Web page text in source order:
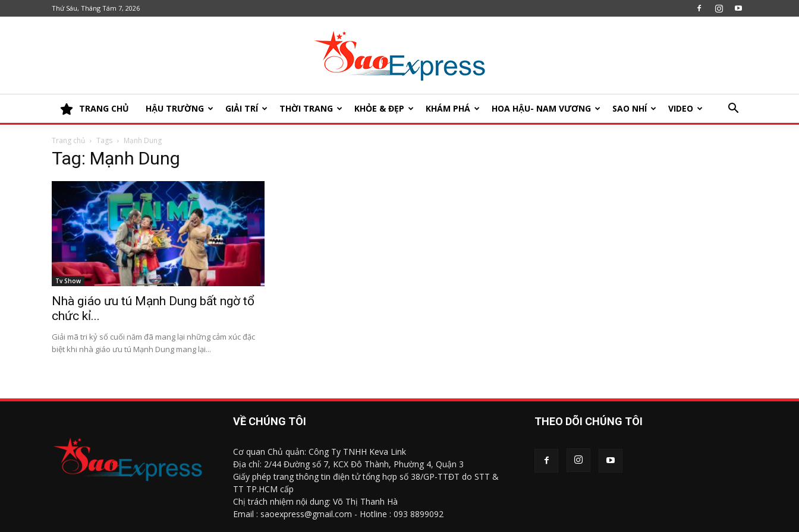
Thứ Sáu, Tháng Tám 7, 2026
SaoExpress
TRANG CHỦ HẬU TRƯỜNG GIẢI TRÍ THỜI TRANG KHỎE & ĐẸP KHÁM PHÁ HOA HẬU- NAM VƯƠNG SAO NHÍ VIDEO
Trang chủ Tags Mạnh Dung
Tag: Mạnh Dung
Tv Show
Nhà giáo ưu tú Mạnh Dung bất ngờ tổ
chức kỉ...
Giải mã tri kỷ số cuối năm đã mang lại những cảm xúc đặc
biệt khi nhà giáo ưu tú Mạnh Dung mang lại...
VỀ CHÚNG TÔI
Cơ quan Chủ quản: Công Ty TNHH Keva Link
Địa chỉ: 2/44 Đường số 7, KCX Đô Thành, Phường 4, Quận 3
Giấy phép trang thông tin điện tử tổng hợp số 38/GP-TTĐT do STT &
TT TP.HCM cấp
Chị trách nhiệm nội dung: Võ Thị Thanh Hà
Email : saoexpress@gmail.com - Hotline : 093 8899092
THEO DÕI CHÚNG TÔI